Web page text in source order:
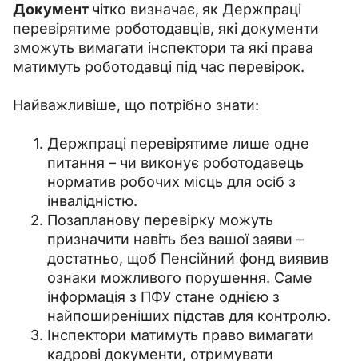
Документ чітко визначає, як Держпраці
перевірятиме роботодавців, які документи
зможуть вимагати інспектори та які права
матимуть роботодавці під час перевірок.
Найважливіше, що потрібно знати:
Держпраці перевірятиме лише одне
питання – чи виконує роботодавець
норматив робочих місць для осіб з
інвалідністю.
Позапланову перевірку можуть
призначити навіть без вашої заяви –
достатньо, щоб Пенсійний фонд виявив
ознаки можливого порушення. Саме
інформація з ПФУ стане однією з
найпоширеніших підстав для контролю.
Інспектори матимуть право вимагати
кадрові документи, отримувати